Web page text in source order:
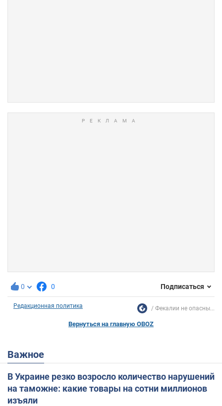
0 0 Подписаться
Редакционная политика Фекалии не опасны...
Вернуться на главную OBOZ
Важное
В Украине резко возросло количество нарушений
на таможне: какие товары на сотни миллионов
изъяли